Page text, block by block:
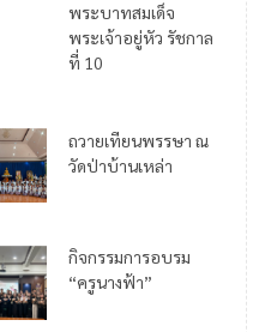
พระบาทสมเด็จ
พระเจ้าอยู่หัว รัชกาล
ที่ 10
ถวายเทียนพรรษา ณ
วัดป่าบ้านเหล่า
กิจกรรมการอบรม
“ครูนางฟ้า”